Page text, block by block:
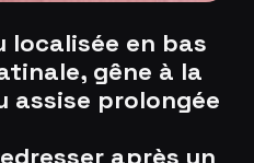
localisée en bas
gêne à la
prolongée
après un